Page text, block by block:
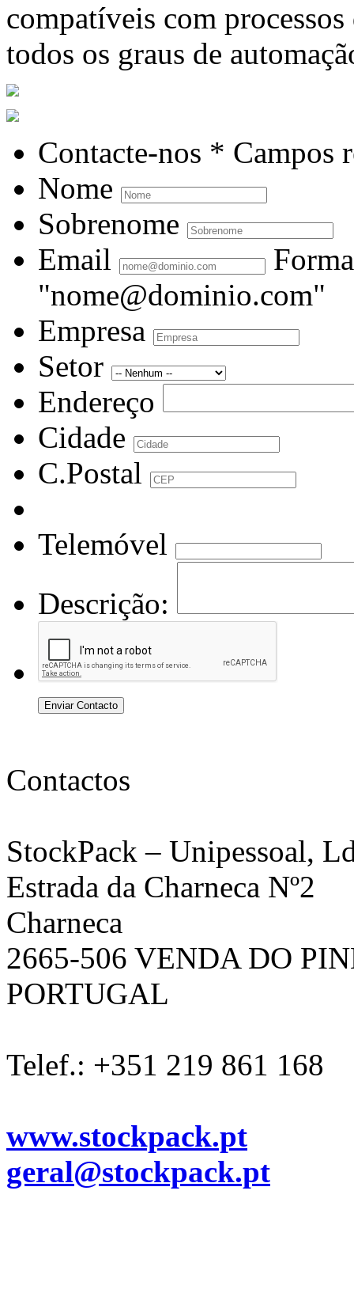
compatíveis com
todos os graus de
Contacte-nos * Campos
Nome
Sobrenome
Email
"nome@dominio.com"
Empresa
Setor
Endereço
Cidade
C.Postal
Telemóvel
Descrição:
Enviar Contacto
Contactos
StockPack – Unipessoal,
Estrada da Charneca Nº2
Charneca
2665-506 VENDA DO
PORTUGAL
Telef.: +351 219 861 168
www.stockpack.pt
geral@stockpack.pt